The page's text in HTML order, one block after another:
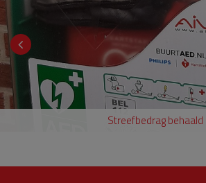
Streefbedrag behaald